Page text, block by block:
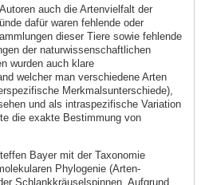
auch die Artenvielfalt der
dafür waren fehlende oder
dieser Tiere sowie fehlende
der naturwissenschaftlichen
wurden auch klare
welcher man verschiedene Arten
Merkmalsunterschiede),
und als intraspezifische Variation
die exakte Bestimmung von
Bayer mit der Taxonomie
Phylogenie (Arten-
Schlankkräuselspinnen. Aufgrund